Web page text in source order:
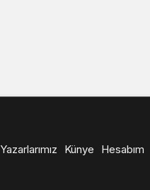
Yazarlarımız Künye Hesabım